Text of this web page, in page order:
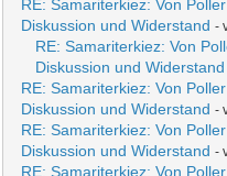
RE: Samariterkiez: Von
Diskussion und Widerstand -
RE: Samariterkiez: Von
Diskussion und Widerstand
RE: Samariterkiez: Von
Diskussion und Widerstand -
RE: Samariterkiez: Von
Diskussion und Widerstand -
RE: Samariterkiez: Von